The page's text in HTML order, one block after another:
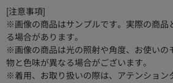
[注意事項]
※画像の商品はサンプルです。実際の商品
る場合があります。
※画像の商品は光の照射や角度、お使いの
物と色味が異なる場合がございます。
※着用、お取り扱いの際は、アテンション